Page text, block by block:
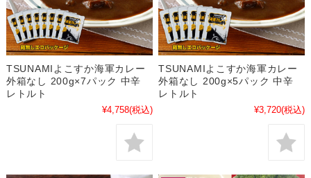
TSUNAMIよこすか海軍カレー
外箱なし 200g×7パック 中辛
レトルト
¥4,758(税込)
TSUNAMIよこすか海軍カレー
外箱なし 200g×5パック 中辛
レトルト
¥3,720(税込)